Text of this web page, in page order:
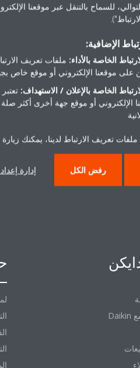
تحتاج
للسماح بالتنقل عبر موقعنا
الإضافية:
الخاصة بالأداء: ملفات تعريف
موقعنا الإلكتروني أو موقع خاص
الخاصة بالإعلان / الاستهداف:
الإلكتروني أو موقع جهة أخرى أكثر
تعريف الارتباط لدينا، يمكنك
رفض الكل إدارة